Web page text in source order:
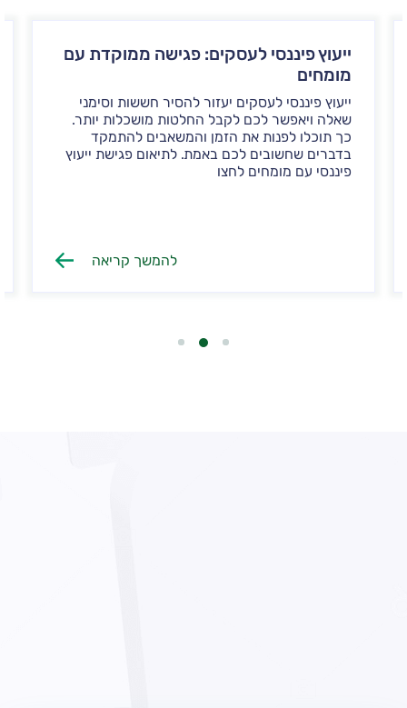
ייעוץ פיננסי לעסקים: פגישה ממוקדת עם
מומחים
ייעוץ פיננסי לעסקים יעזור להסיר חששות וסימני
שאלה ויאפשר לכם לקבל החלטות מושכלות יותר.
כך תוכלו לפנות את הזמן והמשאבים להתמקד
בדברים שחשובים לכם באמת. לתיאום פגישת ייעוץ
פיננסי עם מומחים לחצו
להמשך קריאה